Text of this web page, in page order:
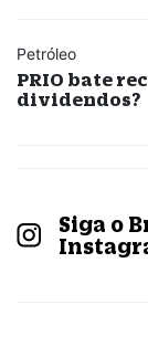
Petróleo
PRIO bate
dividendos?
Siga o